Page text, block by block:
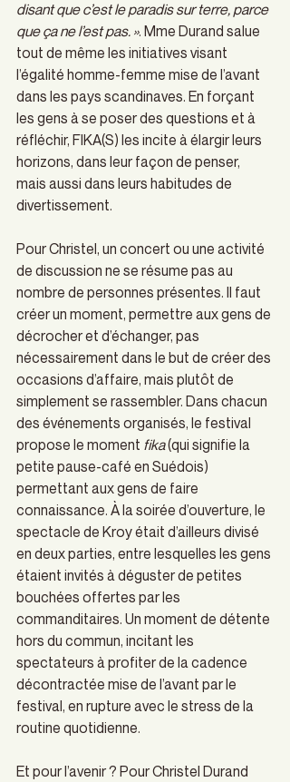
disant que c’est le paradis sur terre, parce
que ça ne l’est pas. ». Mme Durand salue
tout de même les initiatives visant
l’égalité homme-femme mise de l’avant
dans les pays scandinaves. En forçant
les gens à se poser des questions et à
réfléchir, FIKA(S) les incite à élargir leurs
horizons, dans leur façon de penser,
mais aussi dans leurs habitudes de
divertissement.
Pour Christel, un concert ou une activité
de discussion ne se résume pas au
nombre de personnes présentes. Il faut
créer un moment, permettre aux gens de
décrocher et d’échanger, pas
nécessairement dans le but de créer des
occasions d’affaire, mais plutôt de
simplement se rassembler. Dans chacun
des événements organisés, le festival
propose le moment fika (qui signifie la
petite pause-café en Suédois)
permettant aux gens de faire
connaissance. À la soirée d’ouverture, le
spectacle de Kroy était d’ailleurs divisé
en deux parties, entre lesquelles les gens
étaient invités à déguster de petites
bouchées offertes par les
commanditaires. Un moment de détente
hors du commun, incitant les
spectateurs à profiter de la cadence
décontractée mise de l’avant par le
festival, en rupture avec le stress de la
routine quotidienne.
Et pour l’avenir ? Pour Christel Durand